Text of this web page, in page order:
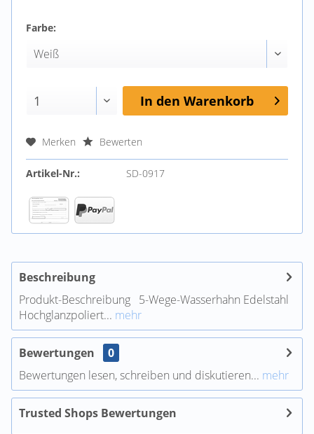
Farbe:
In den Warenkorb
Merken Bewerten
Artikel-Nr.: SD-0917
Beschreibung
Produkt-Beschreibung 5-Wege-Wasserhahn Edelstahl
Hochglanzpoliert... mehr
Bewertungen
0
Bewertungen lesen, schreiben und diskutieren... mehr
Trusted Shops Bewertungen